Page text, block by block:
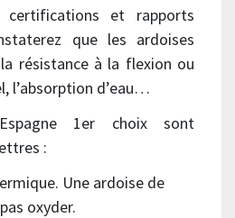
et rapports
que les ardoises
résistance à la flexion ou
l’absorption d’eau…
1er choix sont
:
Une ardoise de
oxyder.